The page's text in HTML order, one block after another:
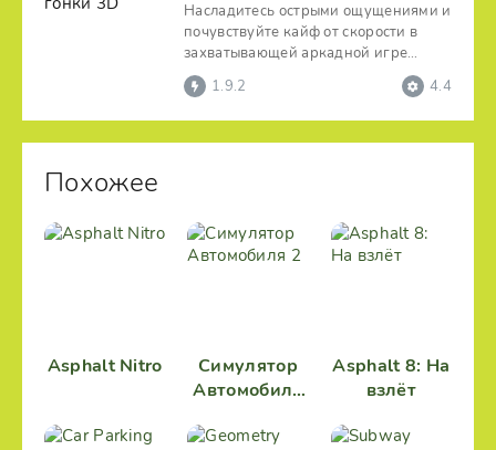
Насладитесь острыми ощущениями и
почувствуйте кайф от скорости в
захватывающей аркадной игре
Уличные гонки 3D. Покажите
1.9.2 4.4
Похожее
Asphalt Nitro
Симулятор
Автомобиля
Asphalt 8: На
взлёт